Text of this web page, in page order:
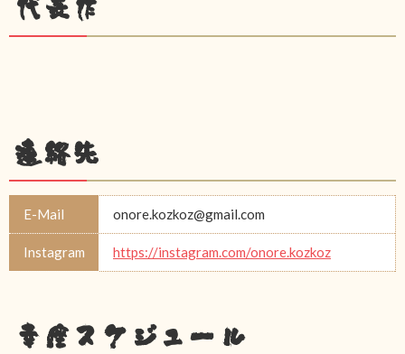
代表作
連絡先
E-Mail onore.kozkoz@gmail.com
Instagram https://instagram.com/onore.kozkoz
幸座スケジュール